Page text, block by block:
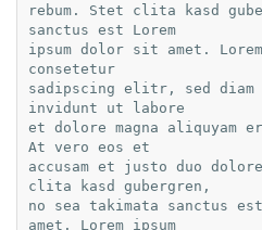
rebum. Stet clita kasd
sanctus est Lorem
ipsum dolor sit amet.
consetetur
sadipscing elitr, sed diam
invidunt ut labore
et dolore magna aliquyam
At vero eos et
accusam et justo duo
clita kasd gubergren,
no sea takimata sanctus
amet. Lorem ipsum